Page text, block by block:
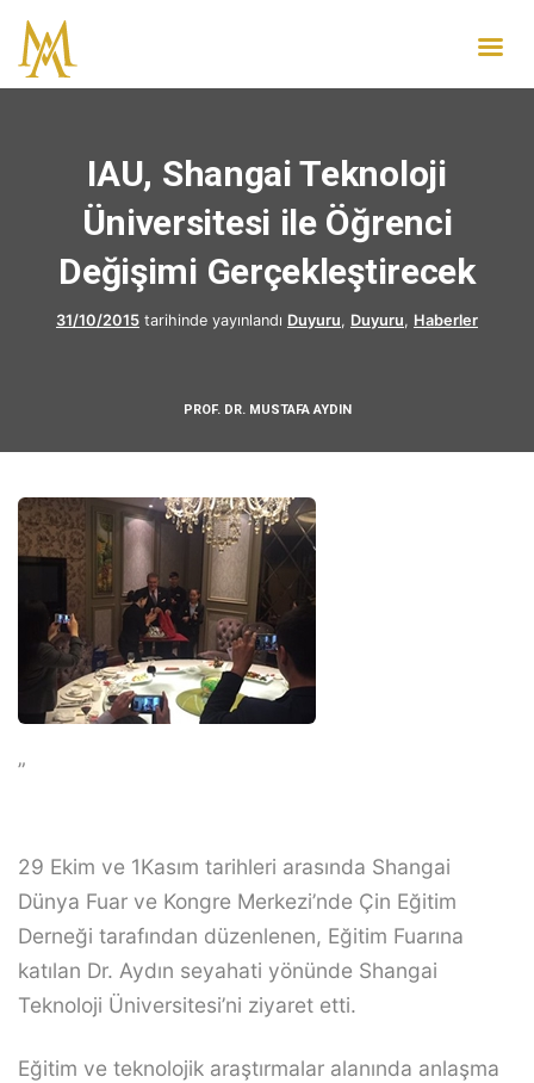
IAU, Shangai Teknoloji
Üniversitesi ile Öğrenci
Değişimi Gerçekleştirecek
31/10/2015 tarihinde yayınlandı Duyuru, Duyuru, Haberler
PROF. DR. MUSTAFA AYDIN
”
29 Ekim ve 1Kasım tarihleri arasında Shangai
Dünya Fuar ve Kongre Merkezi’nde Çin Eğitim
Derneği tarafından düzenlenen, Eğitim Fuarına
katılan Dr. Aydın seyahati yönünde Shangai
Teknoloji Üniversitesi’ni ziyaret etti.
Eğitim ve teknolojik araştırmalar alanında anlaşma